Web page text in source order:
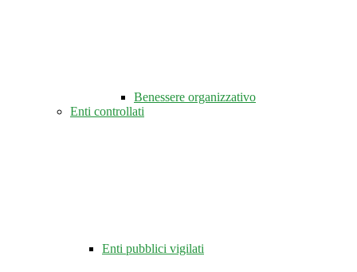
Benessere organizzativo
Enti controllati
Enti pubblici vigilati